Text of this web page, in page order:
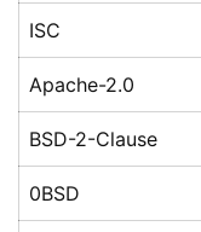
ISC
Apache-2.0
BSD-2-Clause
0BSD